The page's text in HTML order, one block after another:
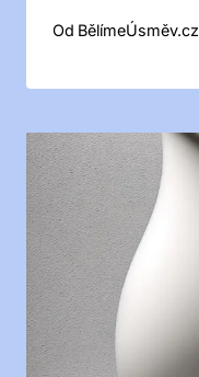
Od BělímeÚsměv.cz